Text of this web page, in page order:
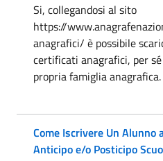
Si, collegandosi al sito
https://
anagrafici/ è possibile
certificati anagrafici, per
propria famiglia anagrafica.
Come Iscrivere Un Alunno
Anticipo e/o Posticipo